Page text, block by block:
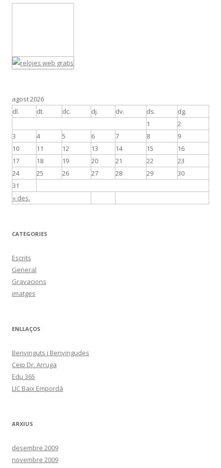
agost 2026
dl.
dt. dc. dj. dv. ds. dg.
« des.
1
2
3
4 5 6 7 8
9
10
11 12 13 14 15
16
17
18 19 20 21 22
23
24
25 26 27 28 29
30
31
CATEGORIES
Escrits
General
Gravacions
imatges
ENLLAÇOS
Benvinguts i Benvingudes
Ceip Dr. Arruga
Edu 365
LIC Baix Empordà
ARXIUS
desembre 2009
novembre 2009